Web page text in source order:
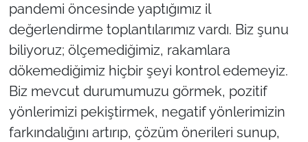
pandemi öncesinde yaptığımız il
değerlendirme toplantılarımız vardı. Biz şunu
biliyoruz; ölçemediğimiz, rakamlara
dökemediğimiz hiçbir şeyi kontrol edemeyiz.
Biz mevcut durumumuzu görmek, pozitif
yönlerimizi pekiştirmek, negatif yönlerimizin
farkındalığını artırıp, çözüm önerileri sunup,